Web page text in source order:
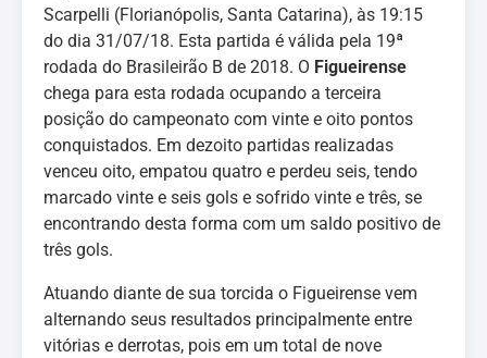
Scarpelli (Florianópolis, Santa Catarina), às 19:15
do dia 31/07/18. Esta partida é válida pela 19ª
rodada do Brasileirão B de 2018. O Figueirense
chega para esta rodada ocupando a terceira
posição do campeonato com vinte e oito pontos
conquistados. Em dezoito partidas realizadas
venceu oito, empatou quatro e perdeu seis, tendo
marcado vinte e seis gols e sofrido vinte e três, se
encontrando desta forma com um saldo positivo de
três gols.
Atuando diante de sua torcida o Figueirense vem
alternando seus resultados principalmente entre
vitórias e derrotas, pois em um total de nove